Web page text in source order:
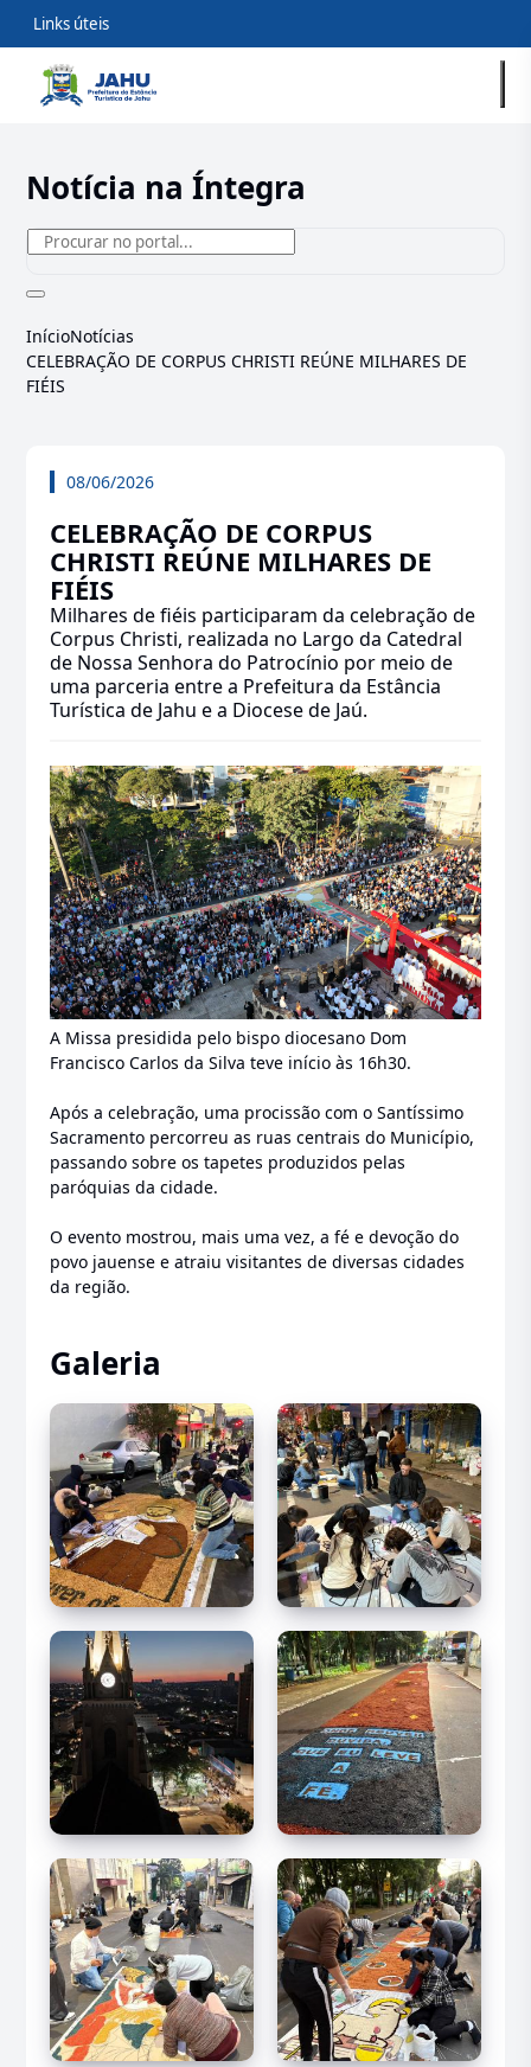
Links úteis
Notícia na Íntegra
InícioNotícias
CELEBRAÇÃO DE CORPUS CHRISTI REÚNE MILHARES DE
FIÉIS
08/06/2026
CELEBRAÇÃO DE CORPUS
CHRISTI REÚNE MILHARES DE
FIÉIS
Milhares de fiéis participaram da celebração de
Corpus Christi, realizada no Largo da Catedral
de Nossa Senhora do Patrocínio por meio de
uma parceria entre a Prefeitura da Estância
Turística de Jahu e a Diocese de Jaú.
A Missa presidida pelo bispo diocesano Dom
Francisco Carlos da Silva teve início às 16h30.
Após a celebração, uma procissão com o Santíssimo
Sacramento percorreu as ruas centrais do Município,
passando sobre os tapetes produzidos pelas
paróquias da cidade.
O evento mostrou, mais uma vez, a fé e devoção do
povo jauense e atraiu visitantes de diversas cidades
da região.
Galeria